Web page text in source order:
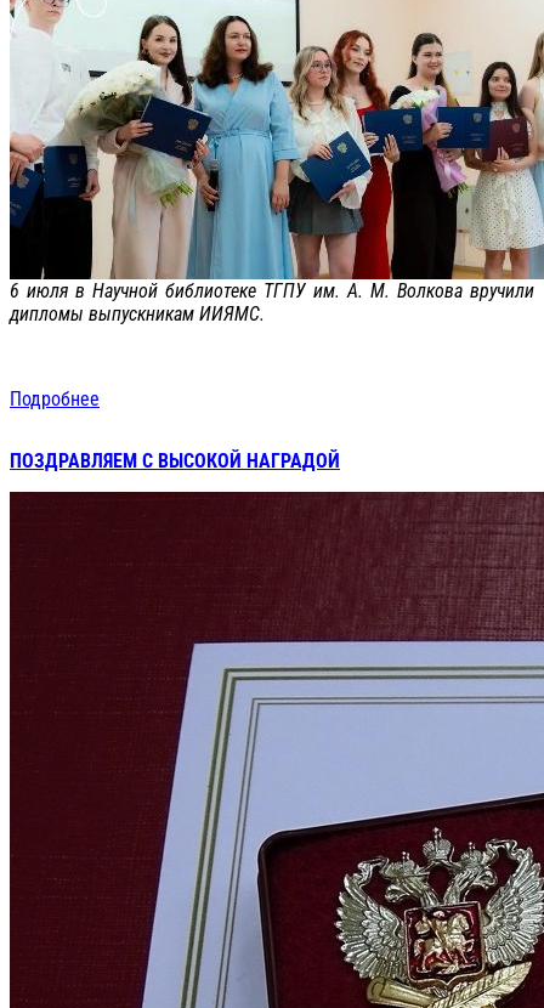
6 июля в Научной библиотеке ТГПУ им. А. М. Волкова вручили
дипломы выпускникам ИИЯМС.
Подробнее
ПОЗДРАВЛЯЕМ С ВЫСОКОЙ НАГРАДОЙ